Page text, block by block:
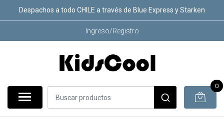
Despachos a todo CHILE a través de Blue Express y Starken
Ingreso/Registro
0